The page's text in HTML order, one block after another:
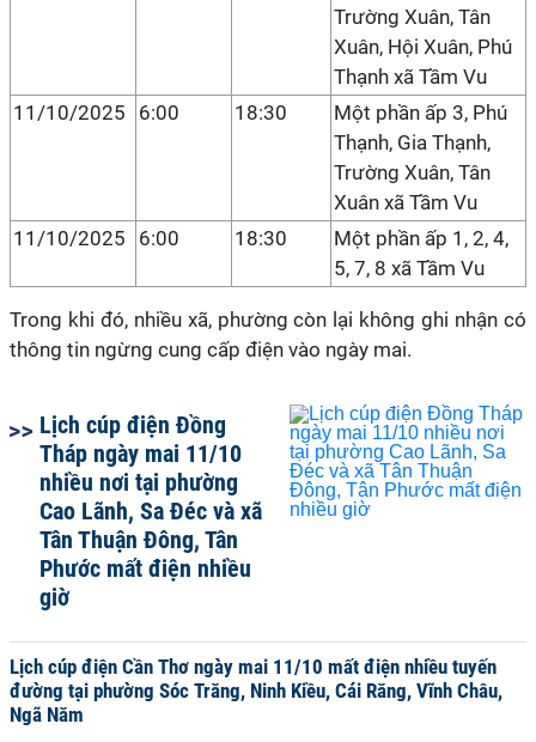
Trường Xuân, Tân
Xuân, Hội Xuân, Phú
Thạnh xã Tầm Vu
11/10/2025
6:00 18:30
Một phần ấp 3, Phú
Thạnh, Gia Thạnh,
Trường Xuân, Tân
Xuân xã Tầm Vu
11/10/2025
6:00 18:30
Một phần ấp 1, 2, 4,
5, 7, 8 xã Tầm Vu
Trong khi đó, nhiều xã, phường còn lại không ghi nhận có
thông tin ngừng cung cấp điện vào ngày mai.
Lịch cúp điện Đồng
Tháp ngày mai 11/10
nhiều nơi tại phường
Cao Lãnh, Sa Đéc và xã
Tân Thuận Đông, Tân
Phước mất điện nhiều
giờ
Lịch cúp điện Cần Thơ ngày mai 11/10 mất điện nhiều tuyến
đường tại phường Sóc Trăng, Ninh Kiều, Cái Răng, Vĩnh Châu,
Ngã Năm